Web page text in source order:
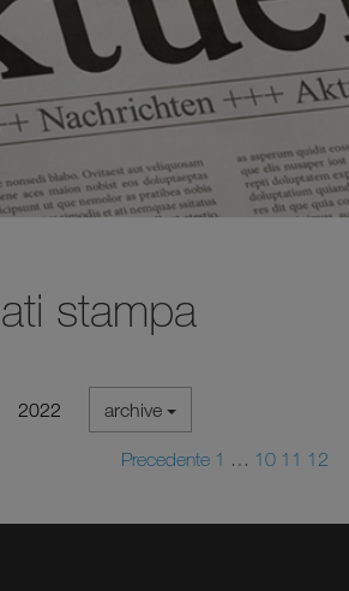
stampa
2022 archive
Precedente 1 … 10 11 12